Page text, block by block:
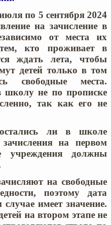
по 5 сентября 2024
на зачисление в
от места их
кто проживает в
ждать лета, чтобы
детей только в том
свободные места.
школу не по прописке
так как его не
ли в школе
на первом
учреждения должны
на свободные
поэтому дата
имеет значение.
на втором этапе не